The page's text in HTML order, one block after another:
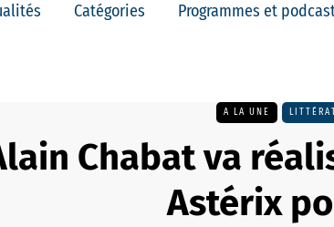
Catégories Programmes et
A LA UNE
Chabat va
Astérix